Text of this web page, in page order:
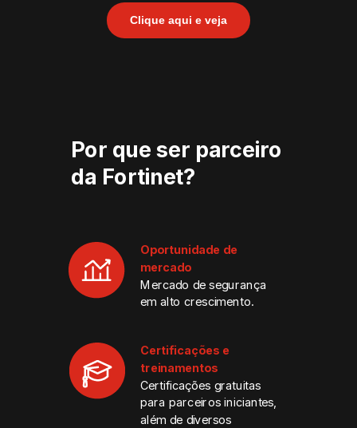
Clique aqui e veja
Por que ser parceiro
da Fortinet?
Oportunidade de
mercado
Mercado de segurança
em alto crescimento.
Certificações e
treinamentos
Certificações gratuitas
para parceiros iniciantes,
além de diversos